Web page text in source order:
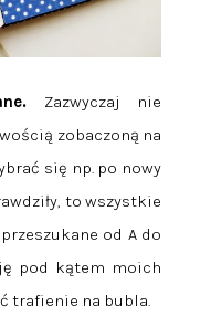
Zazwyczaj nie
zobaczoną na
się np. po nowy
to wszystkie
od A do
pod kątem moich
trafienie na bubla.